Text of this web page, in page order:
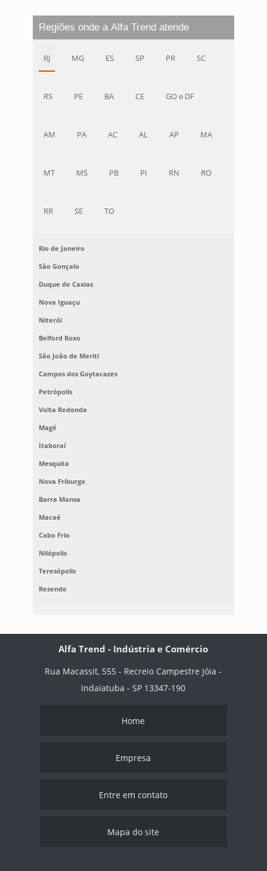
Regiões onde a Alfa Trend atende
RJ MG ES SP PR SC
RS PE BA CE GO e DF
AM PA AC AL AP MA
MT MS PB PI RN RO
RR SE TO
Rio de Janeiro
São Gonçalo
Duque de Caxias
Nova Iguaçu
Niterói
Belford Roxo
São João de Meriti
Campos dos Goytacazes
Petrópolis
Volta Redonda
Magé
Itaboraí
Mesquita
Nova Friburgo
Barra Mansa
Macaé
Cabo Frio
Nilópolis
Teresópolis
Resende
Alfa Trend - Indústria e Comércio
Rua Macassit, 555 - Recreio Campestre Jóia -
Indaiatuba - SP 13347-190
Home
Empresa
Entre em contato
Mapa do site